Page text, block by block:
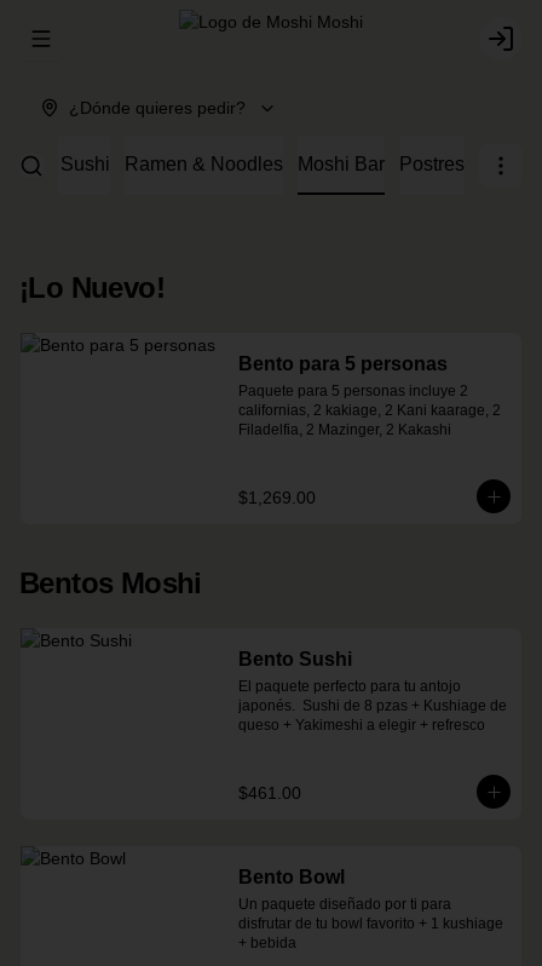
Abrir menu de navegación Login
¿Dónde quieres pedir?
Sushi Ramen & Noodles Moshi Bar Postres
¡Lo Nuevo!
Bento para 5 personas
Paquete para 5 personas incluye 2
californias, 2 kakiage, 2 Kani kaarage, 2
Filadelfia, 2 Mazinger, 2 Kakashi
$1,269.00
Bentos Moshi
Bento Sushi
El paquete perfecto para tu antojo
japonés.  Sushi de 8 pzas + Kushiage de
queso + Yakimeshi a elegir + refresco
$461.00
Bento Bowl
Un paquete diseñado por ti para
disfrutar de tu bowl favorito + 1 kushiage
+ bebida